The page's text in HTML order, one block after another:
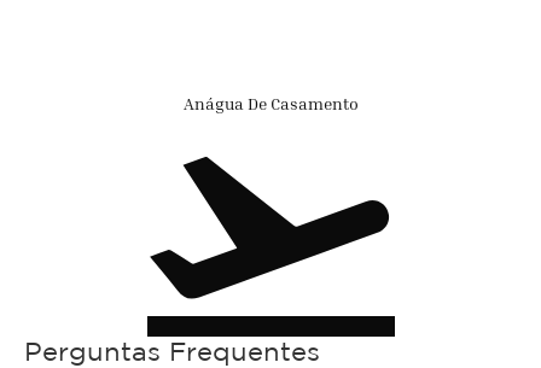
Anágua De Casamento
Perguntas Frequentes